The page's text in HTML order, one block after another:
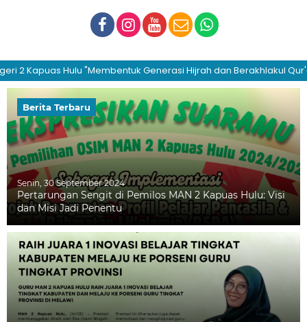
Kapuas Hulu "Membentuk Generasi Hijrah dan Berakhlakul Qur'ani"
Berita Terbaru
Senin, 30 September 2024
Pertarungan Sengit di Pemilos MAN 2 Kapuas Hulu: Visi
dan Misi Jadi Penentu